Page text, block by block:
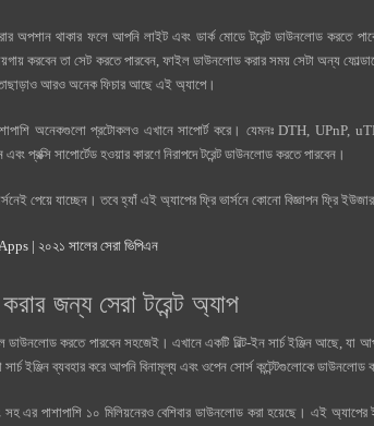
অপশান থাকার ফলে আপনি লাইট এবং ডার্ক মোডে টরেন্ট ডাউনলোড করতে
করবেন তা সেট করতে পারবেন, ফাইল ডাউনলোড করার সময় সেটা অন্য
আরও অনেক ফিচার আছে এই অ্যাপে।
অনেকগুলো প্রটোকলও এখানে সাপোর্ট করে। যেমনঃ DTH, UPnP,
প্রক্সি সাপোর্টেড হওয়ার কারণে নিরাপদে টরেন্ট ডাউনলোড করতে পারবেন।
পেয়ে যাচ্ছেন। তবে হ্যাঁ এই অ্যাপের ফ্রি ভার্সনে কোনো বিজ্ঞাপন ফ্রি
| ২০২১ সালের সেরা ভিপিএন
জন্য সেরা টরেন্ট অ্যাপ
করতে পারবেন সহজেই। এখানে একটি বিল্ট-ইন সার্চ ইঞ্জিন আছে, যা
ইঞ্জিন ব্যবহার করে আপনি বিনামূল্য এবং ওপেন সোর্স কন্টেন্টগুলোকে ডাউনলোড
এর পাশাপাশি ১০ মিলিয়নেরও বেশিবার ডাউনলোড করা হয়েছে। এই অ্যাপের